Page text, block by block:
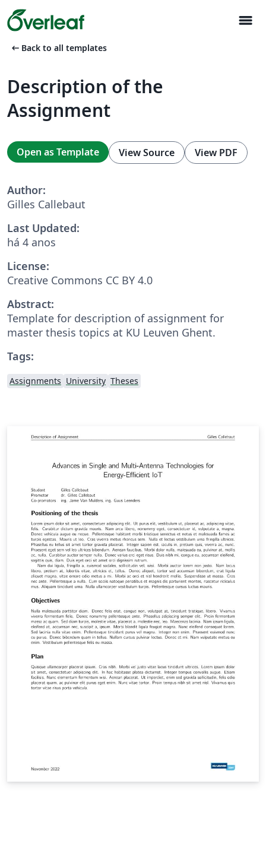
menu
arrow_left_alt Back to all templates
Description of the
Assignment
Open as Template View Source View PDF
Author:
Gilles Callebaut
Last Updated:
há 4 anos
License:
Creative Commons CC BY 4.0
Abstract:
Template for description of assignment for
master thesis topics at KU Leuven Ghent.
Tags:
Assignments University Theses